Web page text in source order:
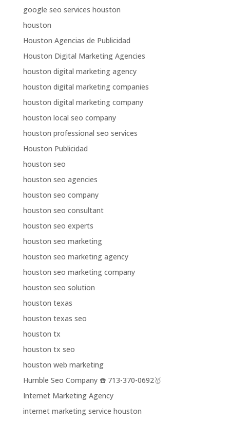
google seo services houston
houston
Houston Agencias de Publicidad
Houston Digital Marketing Agencies
houston digital marketing agency
houston digital marketing companies
houston digital marketing company
houston local seo company
houston professional seo services
Houston Publicidad
houston seo
houston seo agencies
houston seo company
houston seo consultant
houston seo experts
houston seo marketing
houston seo marketing agency
houston seo marketing company
houston seo solution
houston texas
houston texas seo
houston tx
houston tx seo
houston web marketing
Humble Seo Company ☎️ 713-370-0692🥇
Internet Marketing Agency
internet marketing service houston